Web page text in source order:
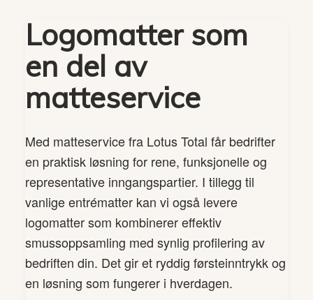
Logomatter som
en del av
matteservice
Med matteservice fra Lotus Total får bedrifter
en praktisk løsning for rene, funksjonelle og
representative inngangspartier. I tillegg til
vanlige entrématter kan vi også levere
logomatter som kombinerer effektiv
smussoppsamling med synlig profilering av
bedriften din. Det gir et ryddig førsteinntrykk og
en løsning som fungerer i hverdagen.